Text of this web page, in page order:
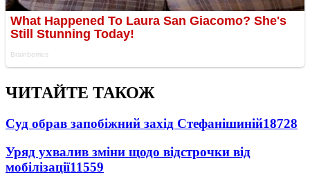
ЧИТАЙТЕ ТАКОЖ
Суд обрав запобіжний захід Стефанішиній18728
Уряд ухвалив зміни щодо відстрочки від
мобілізації11559